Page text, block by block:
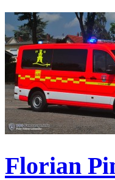
Florian